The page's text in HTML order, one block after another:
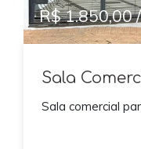
R$ 1.850,00
Sala
Sala comercial